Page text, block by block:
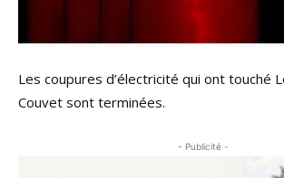
Les coupures d’électricité qui ont touché
Couvet sont terminées.
- Publicité -